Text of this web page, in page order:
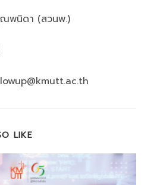
พนิดา (สวนพ.)
LIKE